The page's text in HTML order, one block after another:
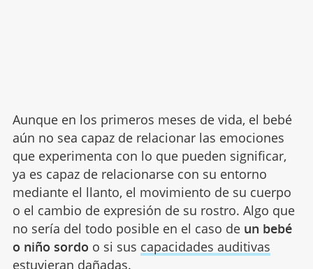
Aunque en los primeros meses de vida, el bebé
aún no sea capaz de relacionar las emociones
que experimenta con lo que pueden significar,
ya es capaz de relacionarse con su entorno
mediante el llanto, el movimiento de su cuerpo
o el cambio de expresión de su rostro. Algo que
no sería del todo posible en el caso de un bebé
o niño sordo o si sus capacidades auditivas
estuvieran dañadas.